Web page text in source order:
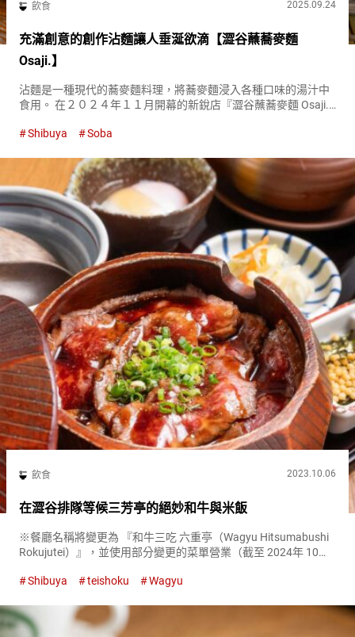
飲食 2025.09.24
充滿創意的創作沾麵讓人垂涎欲滴【澀谷蘸蕎麥麵
Osaji.】
沾麵是一種現代的蕎麥麵料理，將蕎麥麵浸入各種口味的湯汁中
食用。 在２０２４年１１月開幕的新銳店『澀谷蘸蕎麥麵 Osaji.
一無二的創新沾麵。 日本傳統的蕎麥麵...
Shibuya Soba
飲食 2023.10.06
在澀谷排隊等候三芳亭的絕妙和牛與米飯
※餐廳名稱將變更為 『和牛三吃 六重亭（Wagyu Hitsumabushi
Rokujutei）』，並使用部分變更的菜單營業（截至 2024年 10
世界都是一種烹飪界的感動。幸運的...
Shibuya teishoku Wagyu